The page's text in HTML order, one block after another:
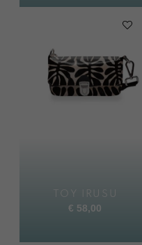
TOY IRUSU
€ 58,00